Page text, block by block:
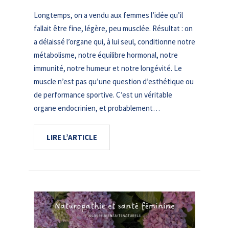
Longtemps, on a vendu aux femmes l’idée qu’il
fallait être fine, légère, peu musclée. Résultat : on
a délaissé l’organe qui, à lui seul, conditionne notre
métabolisme, notre équilibre hormonal, notre
immunité, notre humeur et notre longévité. Le
muscle n’est pas qu’une question d’esthétique ou
de performance sportive. C’est un véritable
organe endocrinien, et probablement…
LIRE L’ARTICLE